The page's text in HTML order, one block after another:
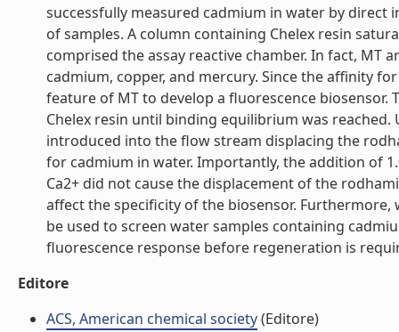
successfully measured cadmium in water by
of samples. A column containing Chelex resin
comprised the assay reactive chamber. In fact, MT
cadmium, copper, and mercury. Since the affinity
feature of MT to develop a fluorescence
Chelex resin until binding equilibrium was
introduced into the flow stream displacing the
for cadmium in water. Importantly, the addition of
Ca2+ did not cause the displacement of the
affect the specificity of the biosensor.
be used to screen water samples containing
fluorescence response before regeneration is
Editore
ACS, American chemical society(Editore)